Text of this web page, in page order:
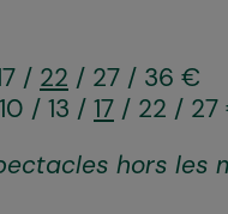
/ 22 / 27 / 36 €
10 / 13 / 17 / 22 / 27
hors les